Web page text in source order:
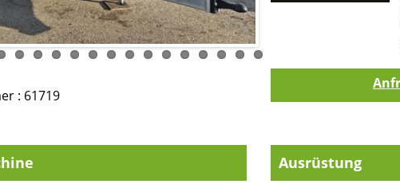
: 61719
Ausrüstung